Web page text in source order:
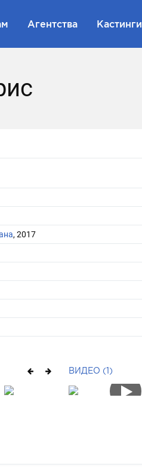
Агентства Кастинги
, 2017
ВИДЕО (1)